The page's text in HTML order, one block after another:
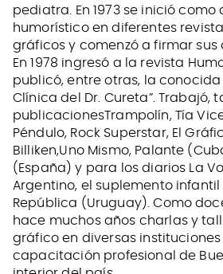
pediatra. En 1973 se inició
humorístico en diferentes
gráficos y comenzó a firmar sus
En 1978 ingresó a la revista
publicó, entre otras, la conocida
Clínica del Dr. Cureta”. Trabajó,
publicacionesTrampolín, Tía
Péndulo, Rock Superstar, El
Billiken,Uno Mismo, Palante
(España) y para los diarios La
Argentino, el suplemento infantil
República (Uruguay). Como
hace muchos años charlas y
gráfico en diversas
capacitación profesional de